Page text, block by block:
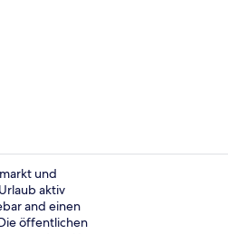
Superior-Doppelzimmer |
und
aktiv
and einen
öffentlichen